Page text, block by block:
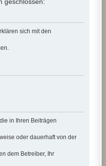
sich mit den
in Ihren Beiträgen
oder dauerhaft von der
dem Betreiber, Ihr